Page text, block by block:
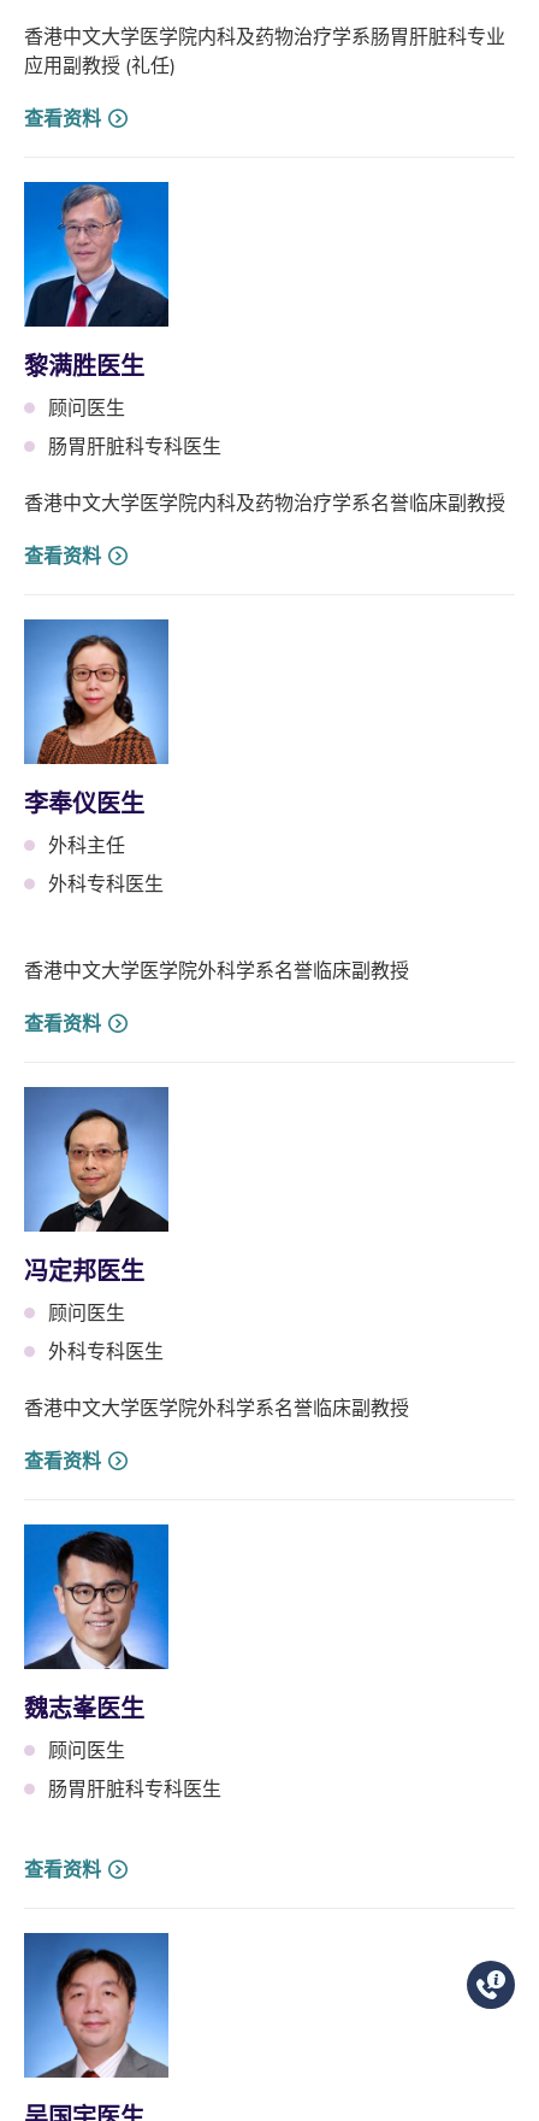
香港中文大学医学院内科及药物治疗学系肠胃肝脏科专业
应用副教授 (礼任)
查看资料
黎满胜医生
顾问医生
肠胃肝脏科专科医生
香港中文大学医学院内科及药物治疗学系名誉临床副教授
查看资料
李奉仪医生
外科主任
外科专科医生
香港中文大学医学院外科学系名誉临床副教授
查看资料
冯定邦医生
顾问医生
外科专科医生
香港中文大学医学院外科学系名誉临床副教授
查看资料
魏志峯医生
顾问医生
肠胃肝脏科专科医生
查看资料